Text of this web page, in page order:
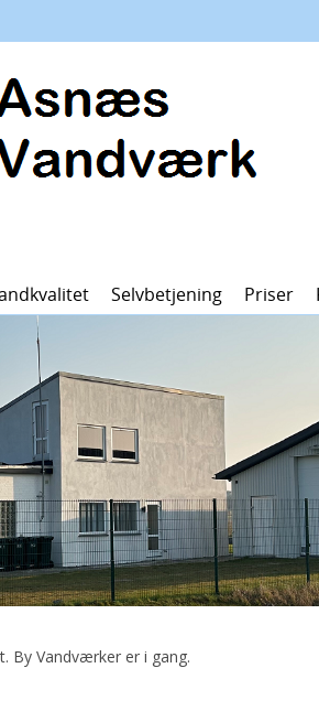
Selvbetjening Priser
By Vandværker er i gang.